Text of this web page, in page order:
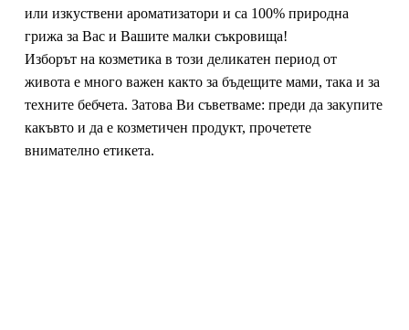
или изкуствени ароматизатори и са 100% природна
грижа за Вас и Вашите малки съкровища!
Изборът на козметика в този деликатен период от
живота е много важен както за бъдещите мами, така и за
техните бебчета. Затова Ви съветваме: преди да закупите
какъвто и да е козметичен продукт, прочетете
внимателно етикета.